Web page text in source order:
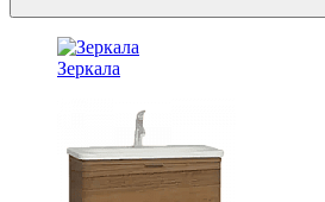
Зеркала